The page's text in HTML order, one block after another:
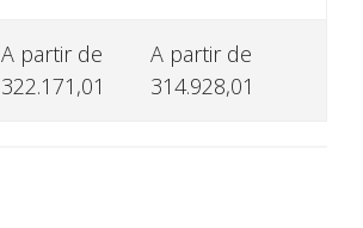
A partir de
322.171,01
A partir de
314.928,01